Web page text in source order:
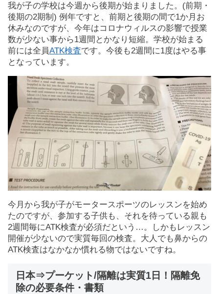
我が子の学校は今週から後期が始まりました。(前期・
後期の2期制) 例年ですと、前期と後期の間で1か月お
休みなのですが、今年はコロナウィルスの影響で授業
数が少ない事から1週間とかなり短縮。学校が始まる
前には全員ATK検査です。今後も2週間に1度はやる事
となっています。
今月から我が子がモータースポーツのレッスンを始め
たのですが、参加する子供も、それを待っている親も
2週間毎にATK検査が必須だという…。しかもレッスン
開催が少ないので実質毎回の検査。大人でも鼻からの
ATK検査はなかなか慣れる物ではないですね。
日本⇒プーケット/隔離は実質1日！隔離免
除の必要条件・書類